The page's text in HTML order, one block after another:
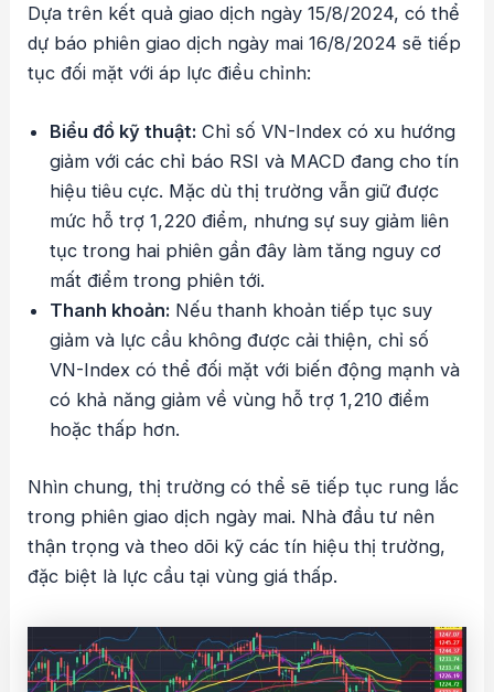
Dựa trên kết quả giao dịch ngày 15/8/2024, có thể
dự báo phiên giao dịch ngày mai 16/8/2024 sẽ tiếp
tục đối mặt với áp lực điều chỉnh:
Biểu đồ kỹ thuật: Chỉ số VN-Index có xu hướng
giảm với các chỉ báo RSI và MACD đang cho tín
hiệu tiêu cực. Mặc dù thị trường vẫn giữ được
mức hỗ trợ 1,220 điểm, nhưng sự suy giảm liên
tục trong hai phiên gần đây làm tăng nguy cơ
mất điểm trong phiên tới.
Thanh khoản: Nếu thanh khoản tiếp tục suy
giảm và lực cầu không được cải thiện, chỉ số
VN-Index có thể đối mặt với biến động mạnh và
có khả năng giảm về vùng hỗ trợ 1,210 điểm
hoặc thấp hơn.
Nhìn chung, thị trường có thể sẽ tiếp tục rung lắc
trong phiên giao dịch ngày mai. Nhà đầu tư nên
thận trọng và theo dõi kỹ các tín hiệu thị trường,
đặc biệt là lực cầu tại vùng giá thấp.